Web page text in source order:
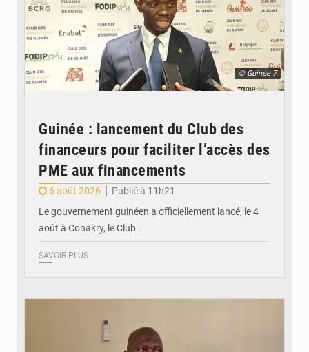
© Guinée 7
Guinée : lancement du Club des
financeurs pour faciliter l’accès des
PME aux financements
6 août 2026
Publié à 11h21
Le gouvernement guinéen a officiellement lancé, le 4
août à Conakry, le Club…
SAVOIR PLUS